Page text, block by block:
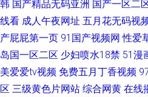
韩 国产精品无码亚洲 国产一区二
线看 成人午夜网址 五月花无码视
产屁屁第一页 91国产视频网 性爱
岛国一区二区 少妇喷水18禁 51漫
美爱爱tv视频 免费五月丁香视频
区 三级黄色片网站 综合网黄 在线